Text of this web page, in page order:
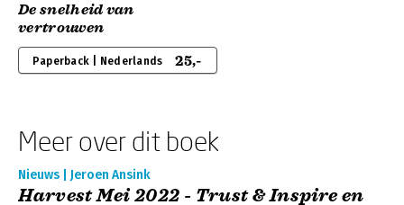
De snelheid van
vertrouwen
Paperback | Nederlands 25,-
Meer over dit boek
Nieuws | Jeroen Ansink
Harvest Mei 2022 - Trust & Inspire en